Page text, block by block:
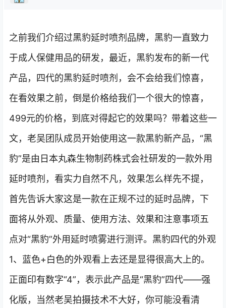
之前我们介绍过黑豹延时喷剂品牌，黑豹一直致力
于成人保健用品的研发，最近，黑豹发布的新一代
产品，四代的黑豹延时喷剂，会不会给我们惊喜，
在看效果之前，倒是价格给我们一个很大的惊喜，
499元的价格，到底对得起它的效果吗？带着这些一
文，老吴团队成员开始使用这一款黑豹新产品，“黑
豹”是由日本丸森生物制药株式会社研发的一款外用
延时喷剂，看实力自然不凡，效果怎么样先不提，
首先告诉大家这是一款在正规不过的延时品牌，下
面将从外观、质量、使用方法、效果和注意事项五
点对“黑豹”外用延时喷雾进行测评。黑豹四代的外观
1、蓝色+白色的外观看上去还是显得很高大上的。
正面印有数字“4”，表示此产品是“黑豹”四代——强
化版，当然老吴拍摄技术不大好，你可能没看清